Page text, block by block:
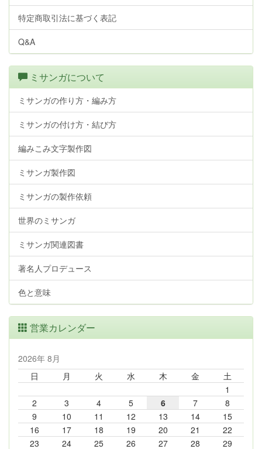
特定商取引法に基づく表記
Q&A
ミサンガについて
ミサンガの作り方・編み方
ミサンガの付け方・結び方
編みこみ文字製作図
ミサンガ製作図
ミサンガの製作依頼
世界のミサンガ
ミサンガ関連図書
著名人プロデュース
色と意味
営業カレンダー
2026年 8月
日
月 火 水 木 金
土
1
2
3 4 5 6 7
8
9
10 11 12 13 14
15
16
17 18 19 20 21
22
23
24 25 26 27 28 29